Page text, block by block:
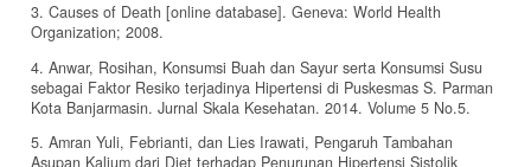
3. Causes of Death [online database]. Geneva: World Health
Organization; 2008.
4. Anwar, Rosihan, Konsumsi Buah dan Sayur serta Konsumsi Susu
sebagai Faktor Resiko terjadinya Hipertensi di Puskesmas S. Parman
Kota Banjarmasin. Jurnal Skala Kesehatan. 2014. Volume 5 No.5.
5. Amran Yuli, Febrianti, dan Lies Irawati, Pengaruh Tambahan
Asupan Kalium dari Diet terhadap Penurunan Hipertensi Sistolik